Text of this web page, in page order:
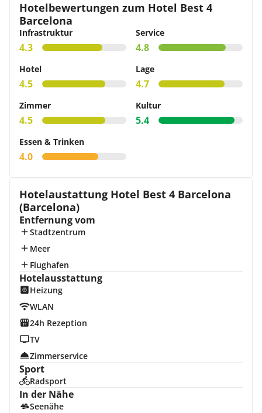
Hotelbewertungen zum Hotel Best 4
Barcelona
Infrastruktur
4.3
Service
4.8
Hotel
4.5
Lage
4.7
Zimmer
4.5
Kultur
5.4
Essen & Trinken
4.0
Hotelaustattung Hotel Best 4 Barcelona
(Barcelona)
Entfernung vom
Stadtzentrum
Meer
Flughafen
Hotelausstattung
Heizung
WLAN
24h Rezeption
TV
Zimmerservice
Sport
Radsport
In der Nähe
Seenähe